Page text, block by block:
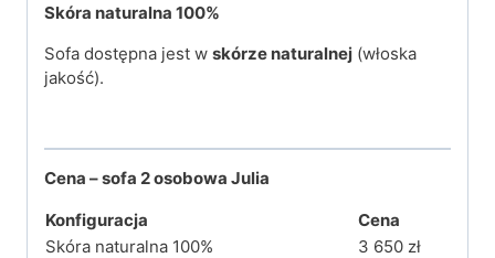
Skóra naturalna 100%
Sofa dostępna jest w skórze naturalnej (włoska
jakość).
Cena – sofa 2 osobowa Julia
Konfiguracja
Cena
Skóra naturalna 100%
3 650 zł